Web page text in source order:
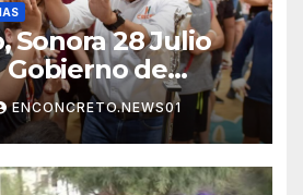
Sonora 28 Julio
Gobierno de
mantiene
lluvias;
y
la ciudad
ENCONCRETO.NEWS01